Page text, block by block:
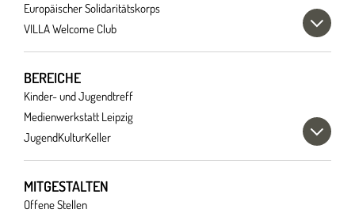
Europäischer Solidaritätskorps
VILLA Welcome Club
BEREICHE
Kinder- und Jugendtreff
Medienwerkstatt Leipzig
JugendKulturKeller
MITGESTALTEN
Offene Stellen